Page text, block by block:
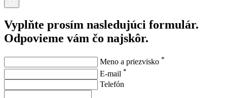
Vyplňte prosím nasledujúci formulár.
Odpovieme vám čo najskôr.
Meno a priezvisko *
E-mail *
Telefón